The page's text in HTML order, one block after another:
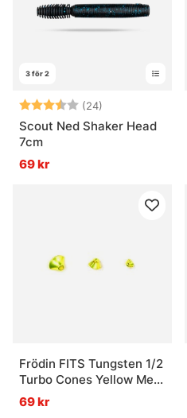
3 för 2
Betyg: (24)
3.8 utav 5
Scout Ned Shaker Head
7cm
69 kr
Frödin FITS Tungsten 1/2
Turbo Cones Yellow Met
Micro
69 kr